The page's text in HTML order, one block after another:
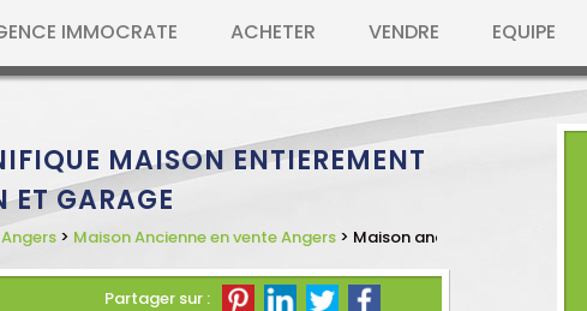
IMMOCRATE ACHETER VENDRE EQUIPE
MAISON ENTIEREMENT
ET GARAGE
> Maison Ancienne en vente Angers > Maison ancienne VM525
Partager sur :